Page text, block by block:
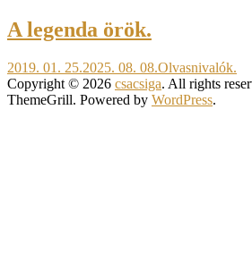
A legenda örök.
2019. 01. 25.2025. 08. 08.Olvasnivalók.
Copyright © 2026 csacsiga. All rights
ThemeGrill. Powered by WordPress.